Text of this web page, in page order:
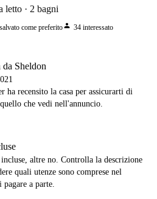
letto 2 bagni
come preferitoperson 34 interessato
da Sheldon
ha recensito la casa per assicurarti di
che vedi nell'annuncio.
altre no. Controlla la descrizione
quali utenze sono comprese nel
pagare a parte.